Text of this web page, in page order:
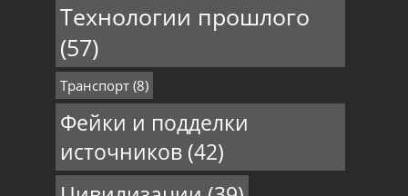
Технологии прошлого
(57)
Транспорт(8)
Фейки и подделки
источников(42)